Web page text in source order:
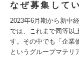
なぜ募集して
2023年6月期から新中
では、これまで同等以
す。その中でも「企業
というグループマテリ